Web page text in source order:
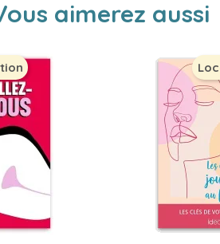
aimerez aussi